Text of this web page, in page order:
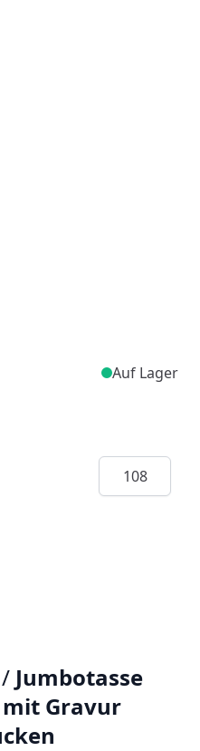
Auf Lager
Menge
Jumbotasse
Gravur